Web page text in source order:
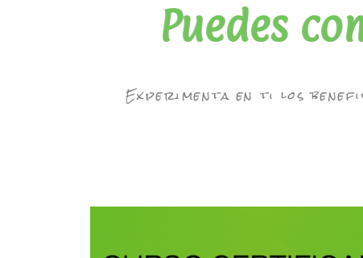
Puedes
Experimenta en ti los